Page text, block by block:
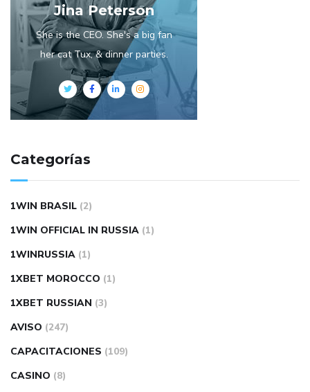
Jina Peterson
She is the CEO. She's a big fan
her cat Tux, & dinner parties.
Categorías
1WIN BRASIL (2)
1WIN OFFICIAL IN RUSSIA (1)
1WINRUSSIA (1)
1XBET MOROCCO (1)
1XBET RUSSIAN (3)
AVISO (247)
CAPACITACIONES (109)
CASINO (8)